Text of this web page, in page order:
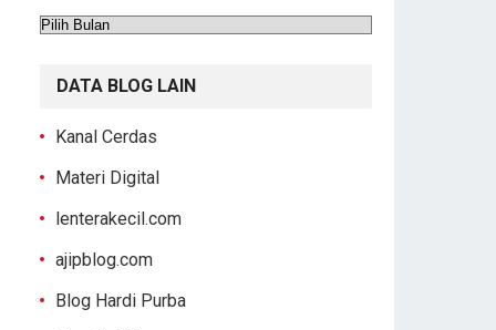
Arsip
DATA BLOG LAIN
Kanal Cerdas
Materi Digital
lenterakecil.com
ajipblog.com
Blog Hardi Purba